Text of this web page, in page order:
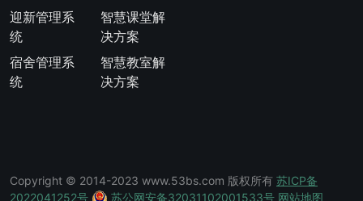
迎新管理系
统
宿舍管理系
统
智慧课堂解
决方案
智慧教室解
决方案
Copyright © 2014-2023 www.53bs.com 版权所有 苏ICP备
2022041252号
苏公网安备32031102001533号 网站地图